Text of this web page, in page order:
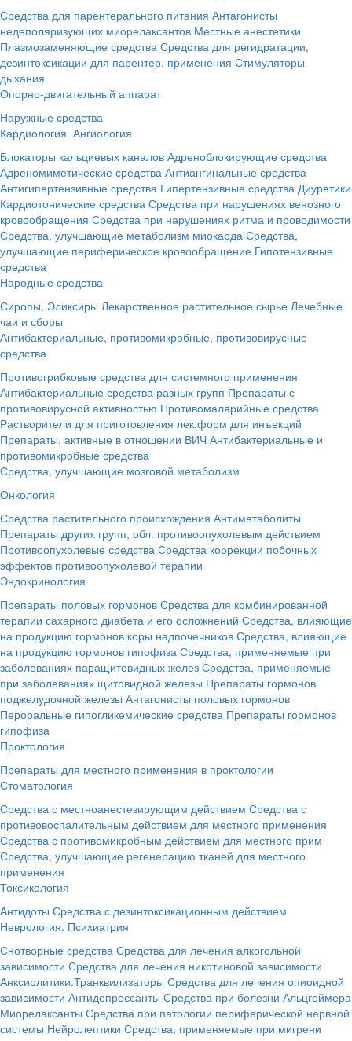
Средства для парентерального питания Антагонисты
недеполяризующих миорелаксантов Местные анестетики
Плазмозаменяющие средства Средства для регидратации,
дезинтоксикации для парентер. применения Стимуляторы
дыхания
Опорно-двигательный аппарат
Наружные средства
Кардиология. Ангиология
Блокаторы кальциевых каналов Адреноблокирующие средства
Адреномиметические средства Антиангинальные средства
Антигипертензивные средства Гипертензивные средства Диуретики
Кардиотонические средства Средства при нарушениях венозного
кровообращения Средства при нарушениях ритма и проводимости
Средства, улучшающие метаболизм миокарда Средства,
улучшающие периферическое кровообращение Гипотензивные
средства
Народные средства
Сиропы, Эликсиры Лекарственное растительное сырье Лечебные
чаи и сборы
Антибактериальные, противомикробные, противовирусные
средства
Противогрибковые средства для системного применения
Антибактериальные средства разных групп Препараты с
противовирусной активностью Противомалярийные средства
Растворители для приготовления лек.форм для инъекций
Препараты, активные в отношении ВИЧ Антибактериальные и
противомикробные средства
Средства, улучшающие мозговой метаболизм
Онкология
Средства растительного происхождения Антиметаболиты
Препараты других групп, обл. противоопухолевым действием
Противоопухолевые средства Средства коррекции побочных
эффектов противоопухолевой терапии
Эндокринология
Препараты половых гормонов Средства для комбинированной
терапии сахарного диабета и его осложнений Средства, влияющие
на продукцию гормонов коры надпочечников Средства, влияющие
на продукцию гормонов гипофиза Средства, применяемые при
заболеваниях паращитовидных желез Средства, применяемые
при заболеваниях щитовидной железы Препараты гормонов
поджелудочной железы Антагонисты половых гормонов
Пероральные гипогликемические средства Препараты гормонов
гипофиза
Проктология
Препараты для местного применения в проктологии
Стоматология
Средства с местноанестезирующим действием Средства с
противовоспалительным действием для местного применения
Средства с противомикробным действием для местного прим
Средства, улучшающие регенерацию тканей для местного
применения
Токсикология
Антидоты Средства с дезинтоксикационным действием
Неврология. Психиатрия
Снотворные средства Средства для лечения алкогольной
зависимости Средства для лечения никотиновой зависимости
Анксиолитики.Транквилизаторы Средства для лечения опиоидной
зависимости Антидепрессанты Средства при болезни Альцгеймера
Миорелаксанты Средства при патологии периферической нервной
системы Нейролептики Средства, применяемые при мигрени